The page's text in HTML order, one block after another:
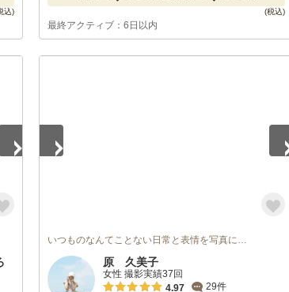
最終アクティブ：6日以内
いつものなんてことない日常と表情を写真に…
原 久美子
女性 撮影実績37回
4.97
29件